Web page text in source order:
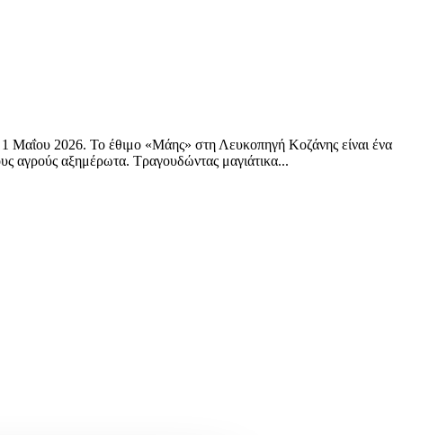
Μαΐου 2026. Το έθιμο «Μάης» στη Λευκοπηγή Κοζάνης είναι ένα
αγρούς αξημέρωτα. Τραγουδώντας μαγιάτικα...